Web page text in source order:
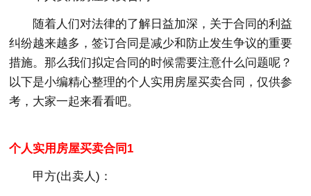
随着人们对法律的了解日益加深，关于合同的利益
纠纷越来越多，签订合同是减少和防止发生争议的重要
措施。那么我们拟定合同的时候需要注意什么问题呢？
以下是小编精心整理的个人实用房屋买卖合同，仅供参
考，大家一起来看看吧。
个人实用房屋买卖合同1
甲方(出卖人)：